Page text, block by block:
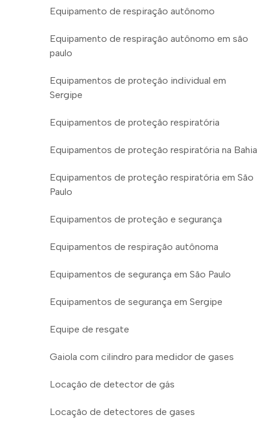
Equipamento de respiração autônomo
Equipamento de respiração autônomo em são
paulo
Equipamentos de proteção individual em
Sergipe
Equipamentos de proteção respiratória
Equipamentos de proteção respiratória na Bahia
Equipamentos de proteção respiratória em São
Paulo
Equipamentos de proteção e segurança
Equipamentos de respiração autônoma
Equipamentos de segurança em São Paulo
Equipamentos de segurança em Sergipe
Equipe de resgate
Gaiola com cilindro para medidor de gases
Locação de detector de gás
Locação de detectores de gases